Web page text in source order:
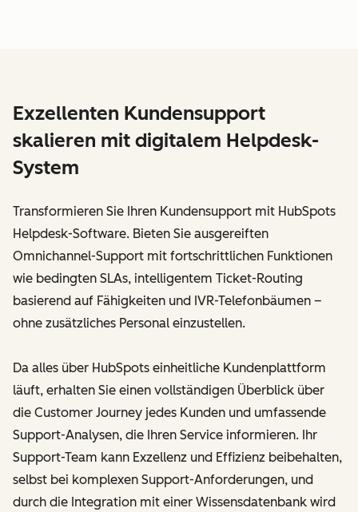
Exzellenten Kundensupport
skalieren mit digitalem Helpdesk-
System
Transformieren Sie Ihren Kundensupport mit HubSpots
Helpdesk-Software. Bieten Sie ausgereiften
Omnichannel-Support mit fortschrittlichen Funktionen
wie bedingten SLAs, intelligentem Ticket-Routing
basierend auf Fähigkeiten und IVR-Telefonbäumen –
ohne zusätzliches Personal einzustellen.
Da alles über HubSpots einheitliche Kundenplattform
läuft, erhalten Sie einen vollständigen Überblick über
die Customer Journey jedes Kunden und umfassende
Support-Analysen, die Ihren Service informieren. Ihr
Support-Team kann Exzellenz und Effizienz beibehalten,
selbst bei komplexen Support-Anforderungen, und
durch die Integration mit einer Wissensdatenbank wird